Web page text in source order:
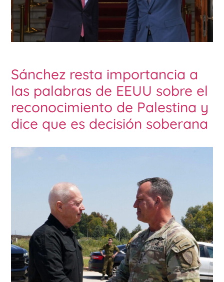
Sánchez resta importancia a
las palabras de EEUU sobre el
reconocimiento de Palestina y
dice que es decisión soberana